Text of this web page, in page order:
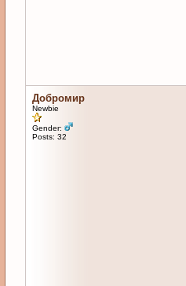
Добромир
Newbie
Gender:
Posts: 32